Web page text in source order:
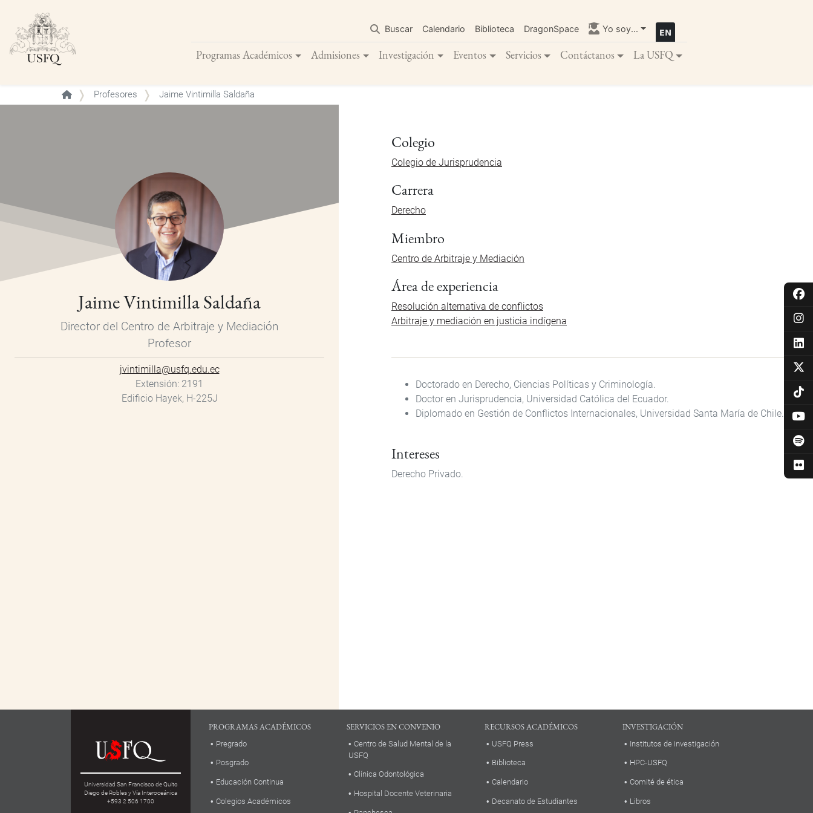
contenido
principal
Buscar Calendario Biblioteca DragonSpace Yo soy...
Programas Académicos Admisiones Investigación Eventos Servicios Contáctanos La USFQ
Buscar
Profesores Jaime Vintimilla Saldaña
Jaime Vintimilla Saldaña
Director del Centro de Arbitraje y Mediación
Profesor
jvintimilla@usfq.edu.ec
Extensión 2191
Edificio Hayek, H-225J
Colegio
Colegio de Jurisprudencia
Carrera
Derecho
Miembro
Centro de Arbitraje y Mediación
Área de experiencia
Resolución alternativa de conflictos
Arbitraje y mediación en justicia indígena
Doctorado en Derecho, Ciencias Políticas y Criminología.
Doctor en Jurisprudencia, Universidad Católica del Ecuador.
Diplomado en Gestión de Conflictos Internacionales, Universidad Santa María de Chile.
Intereses
Derecho Privado.
Universidad San Francisco de Quito
Diego de Robles y Vía Interoceánica
+593 2 506 1700
PROGRAMAS ACADÉMICOS
Pregrado
Posgrado
Educación Continua
Colegios Académicos
SERVICIOS EN CONVENIO
Centro de Salud Mental de la
USFQ
Clínica Odontológica
Hospital Docente Veterinaria
RECURSOS ACADÉMICOS
USFQ Press
Biblioteca
Calendario
Decanato de Estudiantes
INVESTIGACIÓN
Institutos de investigación
HPC-USFQ
Comité de ética
Libros